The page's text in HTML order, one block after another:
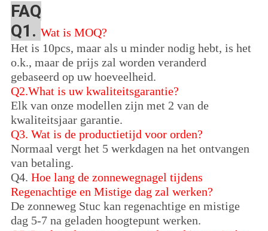
FAQ
Q1. Wat is MOQ?
Het is 10pcs, maar als u minder nodig hebt, is het
o.k., maar de prijs zal worden veranderd
gebaseerd op uw hoeveelheid.
Q2.What is uw kwaliteitsgarantie?
Elk van onze modellen zijn met 2 van de
kwaliteitsjaar garantie.
Q3. Wat is de productietijd voor orden?
Normaal vergt het 5 werkdagen na het ontvangen
van betaling.
Q4. Hoe lang de zonnewegnagel tijdens
Regenachtige en Mistige dag zal werken?
De zonneweg Stuc kan regenachtige en mistige
dag 5-7 na geladen hoogtepunt werken.